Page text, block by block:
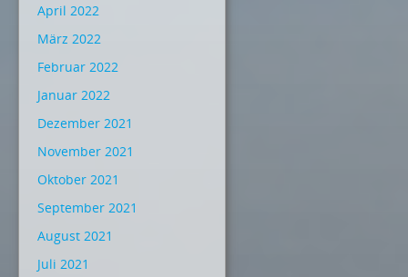
April 2022
März 2022
Februar 2022
Januar 2022
Dezember 2021
November 2021
Oktober 2021
September 2021
August 2021
Juli 2021